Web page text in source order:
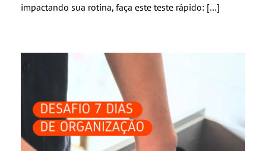
impactando sua rotina, faça este teste rápido: […]